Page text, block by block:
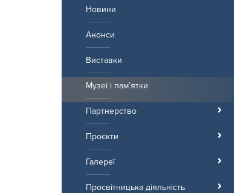
Новини
Анонси
Виставки
Музеї і пам’ятки
Партнерство
Проєкти
Галереї
Просвітницька діяльність